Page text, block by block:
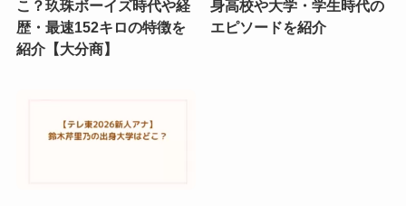
こ？玖珠ボーイズ時代や経
歴・最速152キロの特徴を
紹介【大分商】
身高校や大学・学生時代の
エピソードを紹介